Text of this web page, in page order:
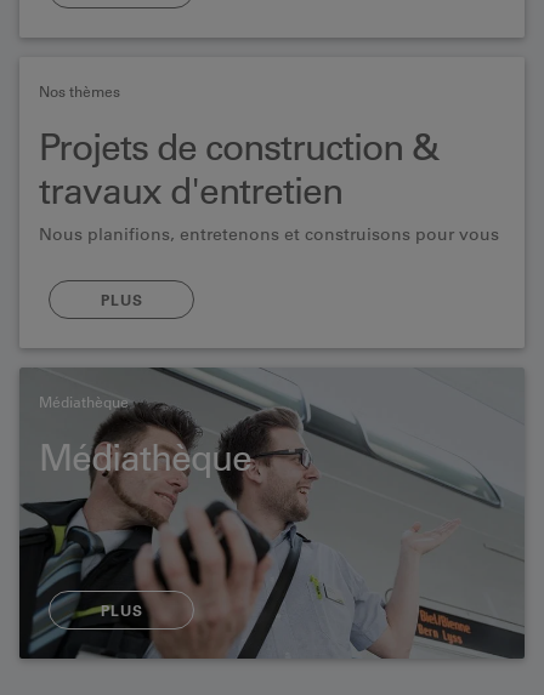
Nos thèmes
Projets de construction &
travaux d'entretien
Nous planifions, entretenons et construisons pour vous
PLUS
Médiathèque
Médiathèque
PLUS